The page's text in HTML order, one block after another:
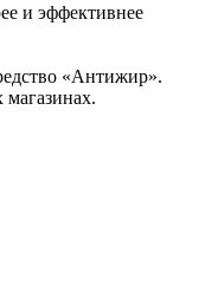
и эффективнее
«Антижир».